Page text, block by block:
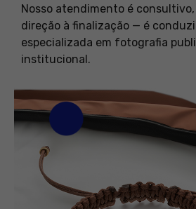
Nosso atendimento é
direção à finalização — é
especializada em fotografia
institucional.